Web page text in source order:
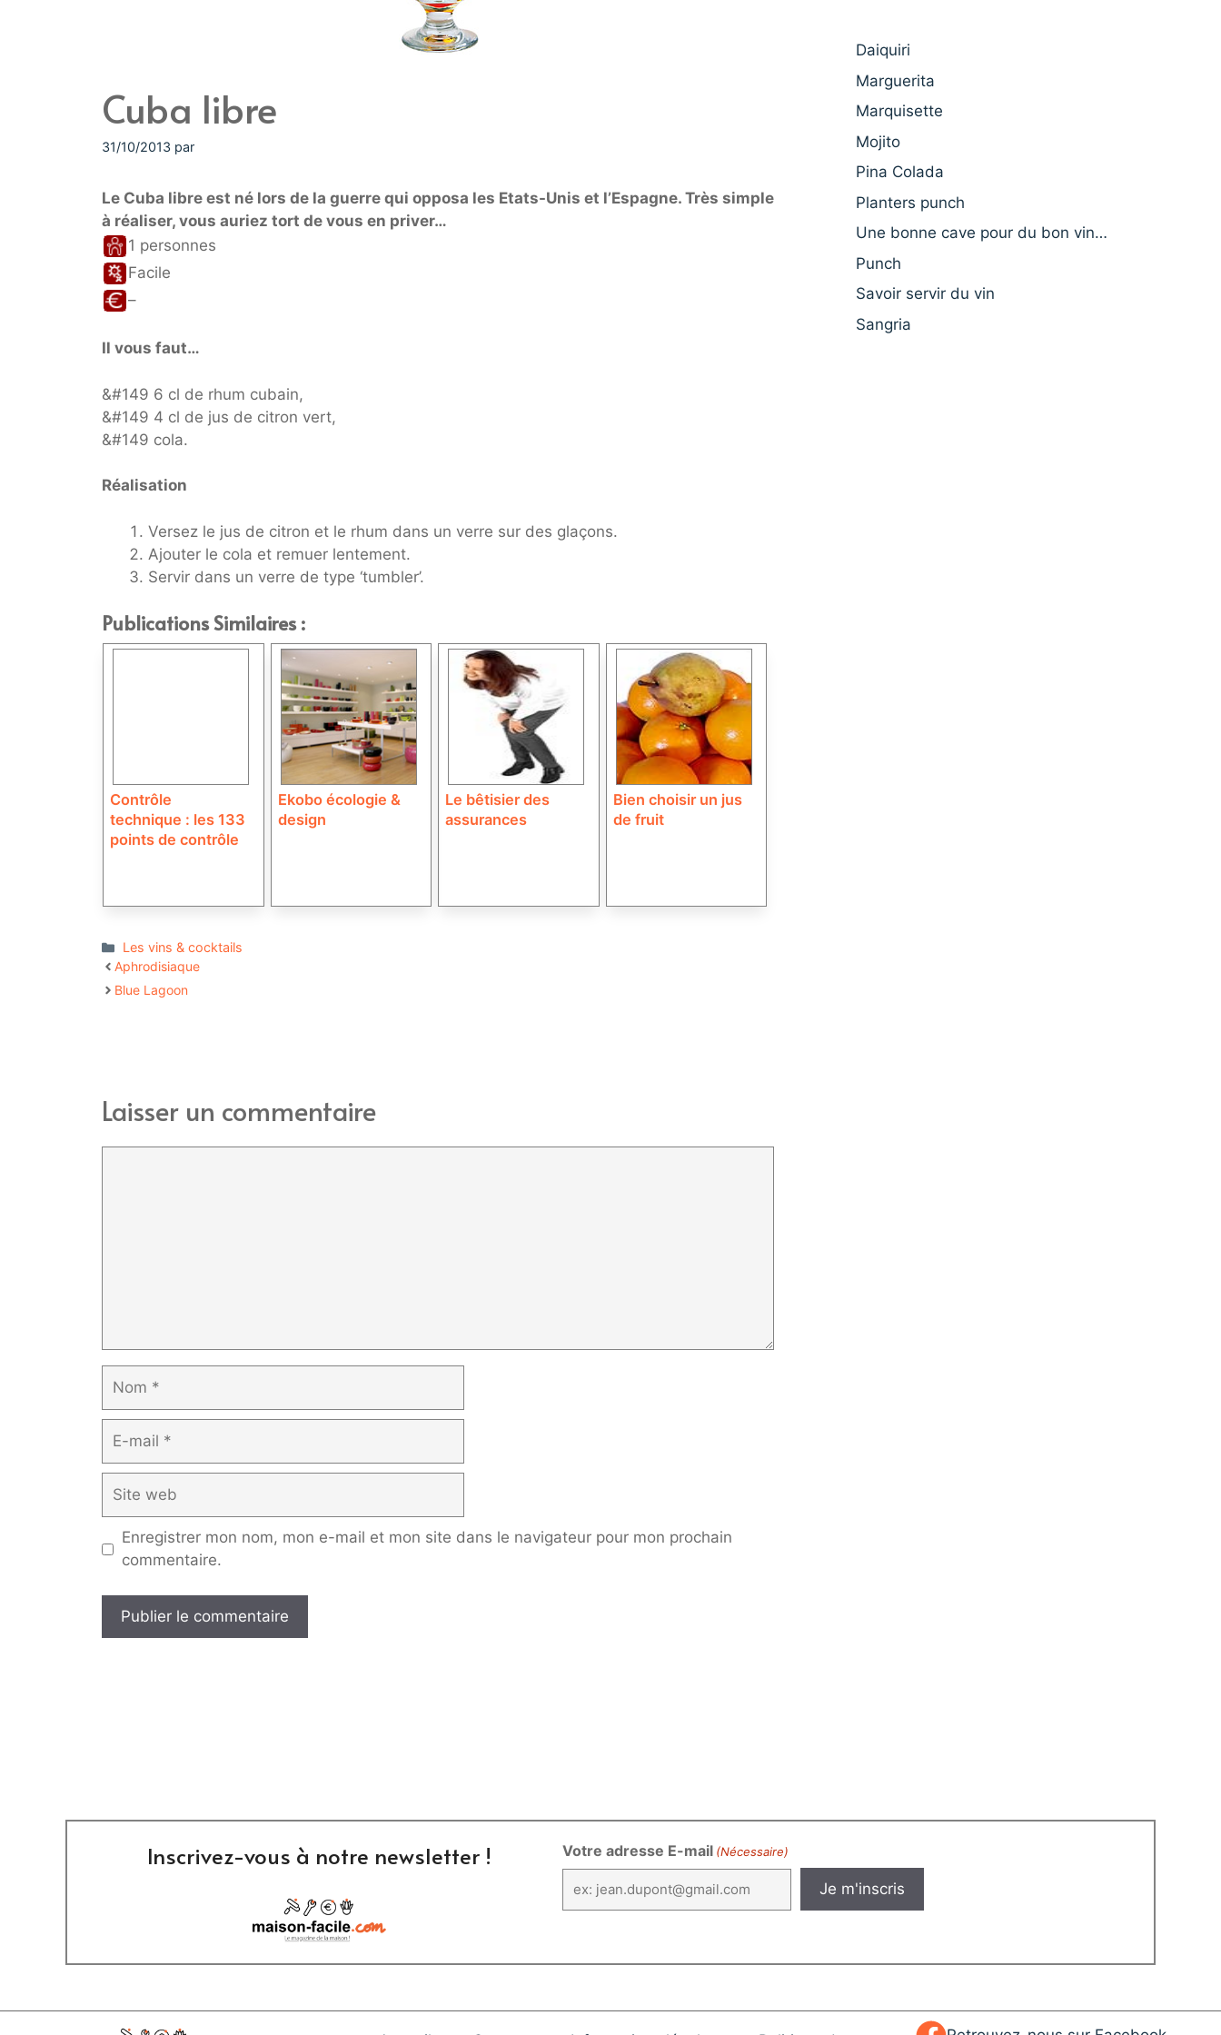
Cuba libre
31/10/2013 par
Le Cuba libre est né lors de la guerre qui opposa les Etats-Unis et l’Espagne. Très simple
à réaliser, vous auriez tort de vous en priver…
1 personnes
Facile
–
Il vous faut…
&#149 6 cl de rhum cubain,
&#149 4 cl de jus de citron vert,
&#149 cola.
Réalisation
Versez le jus de citron et le rhum dans un verre sur des glaçons.
Ajouter le cola et remuer lentement.
Servir dans un verre de type ‘tumbler’.
Publications Similaires :
Contrôle
technique : les 133
points de contrôle
Ekobo écologie &
design
Le bêtisier des
assurances
Bien choisir un jus
de fruit
Catégories
Les vins & cocktails
Aphrodisiaque
Blue Lagoon
Laisser un commentaire
mail
web
Enregistrer mon nom, mon e-mail et mon site dans le navigateur pour mon prochain
commentaire.
Daiquiri
Marguerita
Marquisette
Mojito
Pina Colada
Planters punch
Une bonne cave pour du bon vin…
Punch
Savoir servir du vin
Sangria
Inscrivez-vous à notre newsletter ! Votre adresse E-mail (Nécessaire)